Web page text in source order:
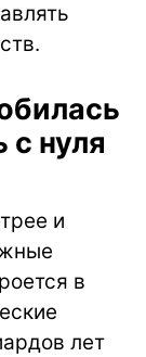
с нуля
и
в
лет